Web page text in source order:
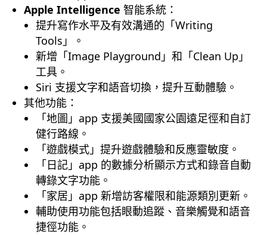
Apple Intelligence 智能系統：
提升寫作水平及有效溝通的「Writing
Tools」。
新增「Image Playground」和「Clean Up」
工具。
Siri 支援文字和語音切換，提升互動體驗。
其他功能：
「地圖」app 支援美國國家公園遠足徑和自訂
健行路線。
「遊戲模式」提升遊戲體驗和反應靈敏度。
「日記」app 的數據分析顯示方式和錄音自動
轉錄文字功能。
「家居」app 新增訪客權限和能源類別更新。
輔助使用功能包括眼動追蹤、音樂觸覺和語音
捷徑功能。